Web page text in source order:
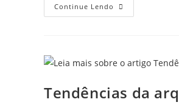
Continue Lendo
Tendências da